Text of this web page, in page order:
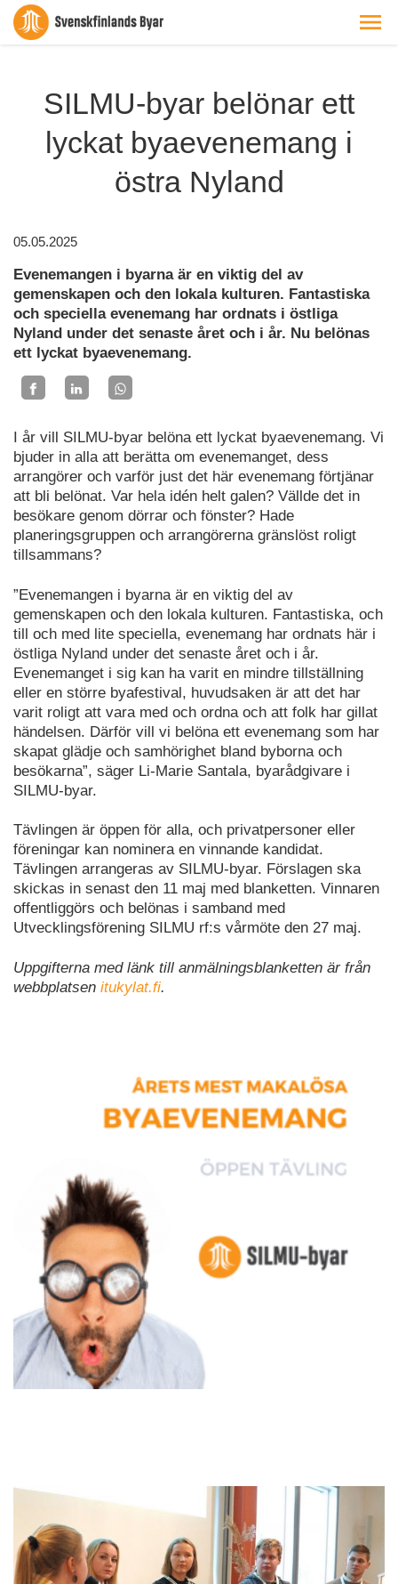
SILMU-byar belönar ett
lyckat byaevenemang i
östra Nyland
05.05.2025
Evenemangen i byarna är en viktig del av
gemenskapen och den lokala kulturen. Fantastiska
och speciella evenemang har ordnats i östliga
Nyland under det senaste året och i år. Nu belönas
ett lyckat byaevenemang.
I år vill SILMU-byar belöna ett lyckat byaevenemang. Vi
bjuder in alla att berätta om evenemanget, dess
arrangörer och varför just det här evenemang förtjänar
att bli belönat. Var hela idén helt galen? Vällde det in
besökare genom dörrar och fönster? Hade
planeringsgruppen och arrangörerna gränslöst roligt
tillsammans?
”Evenemangen i byarna är en viktig del av
gemenskapen och den lokala kulturen. Fantastiska, och
till och med lite speciella, evenemang har ordnats här i
östliga Nyland under det senaste året och i år.
Evenemanget i sig kan ha varit en mindre tillställning
eller en större byafestival, huvudsaken är att det har
varit roligt att vara med och ordna och att folk har gillat
händelsen. Därför vill vi belöna ett evenemang som har
skapat glädje och samhörighet bland byborna och
besökarna”, säger Li-Marie Santala, byarådgivare i
SILMU-byar.
Tävlingen är öppen för alla, och privatpersoner eller
föreningar kan nominera en vinnande kandidat.
Tävlingen arrangeras av SILMU-byar. Förslagen ska
skickas in senast den 11 maj med blanketten. Vinnaren
offentliggörs och belönas i samband med
Utvecklingsförening SILMU rf:s vårmöte den 27 maj.
Uppgifterna med länk till anmälningsblanketten är från
webbplatsen itukylat.fi.